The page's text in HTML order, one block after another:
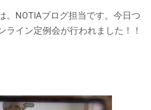
。NOTIAブログ担当です。今日つ
ライン定例会が行われました！！